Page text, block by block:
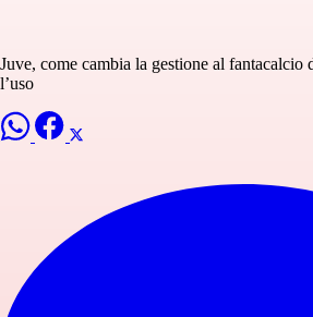
Juve, come cambia la gestione al fantacalcio
l’uso